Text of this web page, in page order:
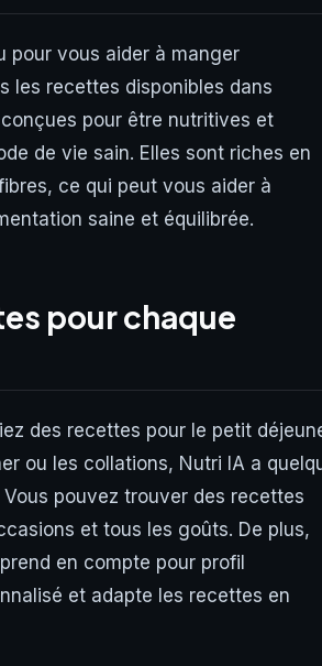
pour vous aider à manger
les recettes disponibles dans
conçues pour être nutritives et
de vie sain. Elles sont riches en
ce qui peut vous aider à
saine et équilibrée.
pour chaque
des recettes pour le petit
ou les collations, Nutri IA a
pouvez trouver des recettes
et tous les goûts. De plus,
en compte pour profil
et adapte les recettes en